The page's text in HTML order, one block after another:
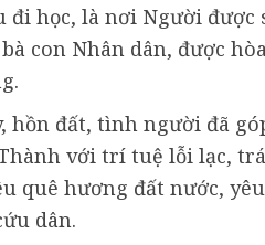
đi học, là nơi Người
con Nhân dân, được
hồn đất, tình người đã
với trí tuệ lỗi lạc,
quê hương đất nước,
dân.